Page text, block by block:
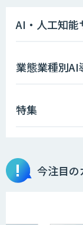
AI・人工知能
業態業種別AI
特集
今注目の